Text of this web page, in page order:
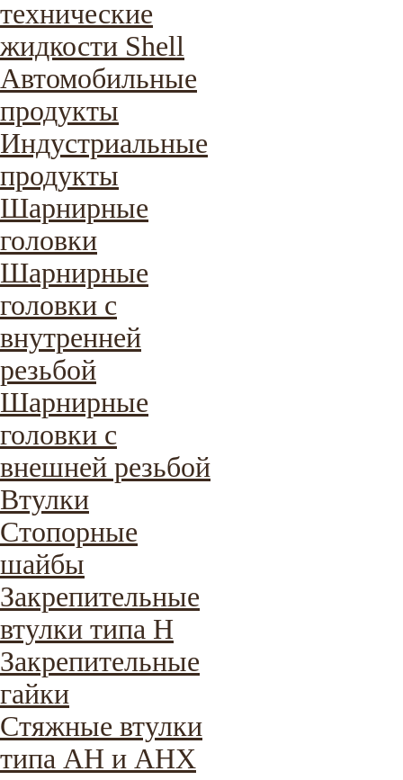
технические
жидкости Shell
Автомобильные
продукты
Индустриальные
продукты
Шарнирные
головки
Шарнирные
головки с
внутренней
резьбой
Шарнирные
головки с
внешней резьбой
Втулки
Стопорные
шайбы
Закрепительные
втулки типа H
Закрепительные
гайки
Стяжные втулки
типа AH и AHX